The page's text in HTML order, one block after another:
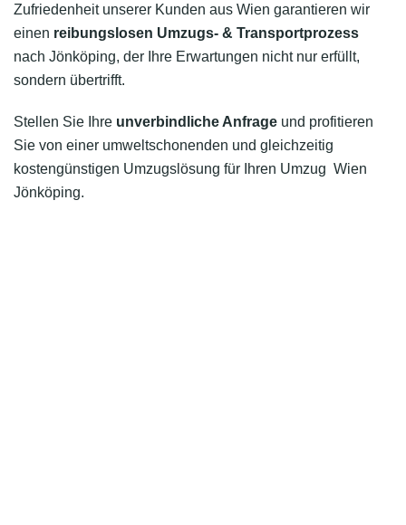
Zufriedenheit unserer Kunden aus Wien garantieren wir
einen reibungslosen Umzugs- & Transportprozess
nach Jönköping, der Ihre Erwartungen nicht nur erfüllt,
sondern übertrifft.
Stellen Sie Ihre unverbindliche Anfrage und profitieren
Sie von einer umweltschonenden und gleichzeitig
kostengünstigen Umzugslösung für Ihren Umzug Wien
Jönköping.